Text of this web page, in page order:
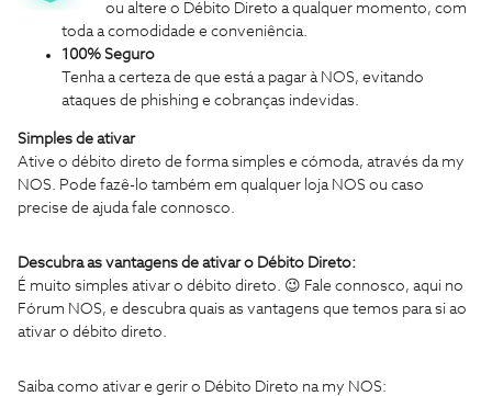
ou altere o Débito Direto a qualquer momento, com
toda a comodidade e conveniência.
100% Seguro
Tenha a certeza de que está a pagar à NOS, evitando
ataques de phishing e cobranças indevidas.
Simples de ativar
Ative o débito direto de forma simples e cómoda, através da my
NOS. Pode fazê-lo também em qualquer loja NOS ou caso
precise de ajuda fale connosco.
Descubra as vantagens de ativar o Débito Direto:
É muito simples ativar o débito direto. 😉 Fale connosco, aqui no
Fórum NOS, e descubra quais as vantagens que temos para si ao
ativar o débito direto.
Saiba como ativar e gerir o Débito Direto na my NOS: